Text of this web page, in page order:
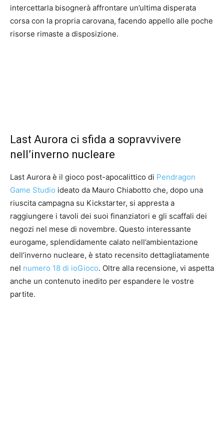
intercettarla bisognerà affrontare un’ultima disperata
corsa con la propria carovana, facendo appello alle poche
risorse rimaste a disposizione.
Last Aurora ci sfida a sopravvivere
nell’inverno nucleare
Last Aurora è il gioco post-apocalittico di Pendragon
Game Studio ideato da Mauro Chiabotto che, dopo una
riuscita campagna su Kickstarter, si appresta a
raggiungere i tavoli dei suoi finanziatori e gli scaffali dei
negozi nel mese di novembre. Questo interessante
eurogame, splendidamente calato nell’ambientazione
dell’inverno nucleare, è stato recensito dettagliatamente
nel numero 18 di ioGioco. Oltre alla recensione, vi aspetta
anche un contenuto inedito per espandere le vostre
partite.